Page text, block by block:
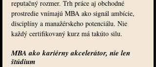
reputačný rozmer. Trh práce aj obchodné
prostredie vnímajú MBA ako signál ambície,
disciplíny a manažérskeho potenciálu. Nie
každý certifikovaný kurz má takúto silu.
MBA ako kariérny akcelerátor, nie len
štúdium